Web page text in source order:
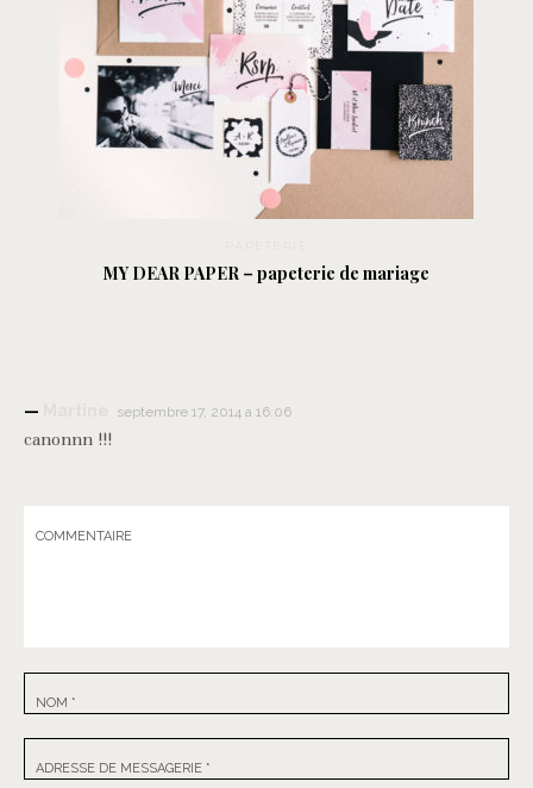
MY DEAR PAPER – papeterie de mariage
septembre 17, 2014 à 16:06
canonnn !!!
COMMENTAIRE
NOM *
ADRESSE DE MESSAGERIE *